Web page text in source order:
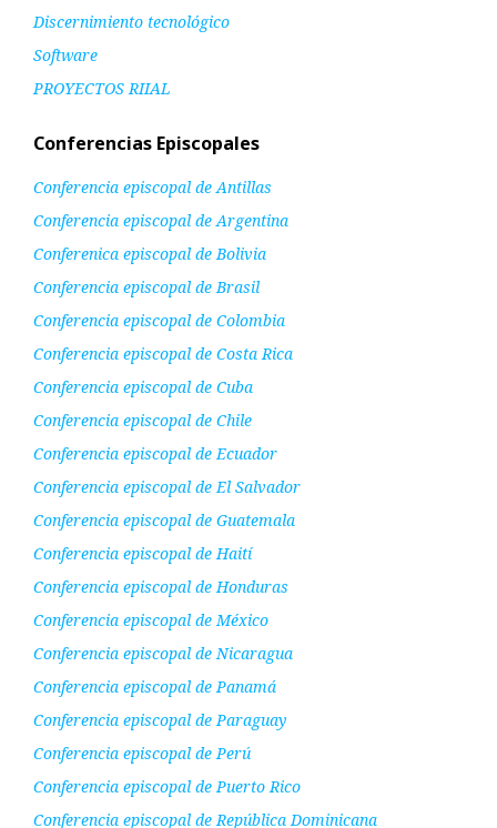
Discernimiento tecnológico
Software
PROYECTOS RIIAL
Conferencias Episcopales
Conferencia episcopal de Antillas
Conferencia episcopal de Argentina
Conferenica episcopal de Bolivia
Conferencia episcopal de Brasil
Conferencia episcopal de Colombia
Conferencia episcopal de Costa Rica
Conferencia episcopal de Cuba
Conferencia episcopal de Chile
Conferencia episcopal de Ecuador
Conferencia episcopal de El Salvador
Conferencia episcopal de Guatemala
Conferencia episcopal de Haití
Conferencia episcopal de Honduras
Conferencia episcopal de México
Conferencia episcopal de Nicaragua
Conferencia episcopal de Panamá
Conferencia episcopal de Paraguay
Conferencia episcopal de Perú
Conferencia episcopal de Puerto Rico
Conferencia episcopal de República Dominicana